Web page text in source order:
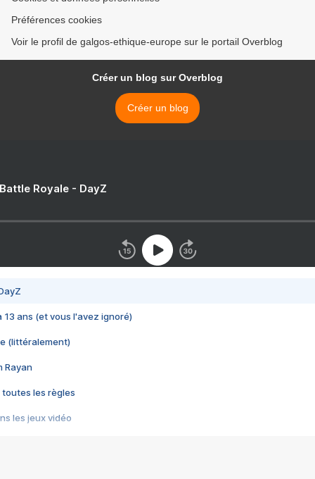
Préférences cookies
Voir le profil de galgos-ethique-europe sur le portail Overblog
Créer un blog sur Overblog
Créer un blog
Royale - DayZ
13 ans (et vous l'avez ignoré)
(littéralement)
Rayan
toutes les règles
les jeux vidéo